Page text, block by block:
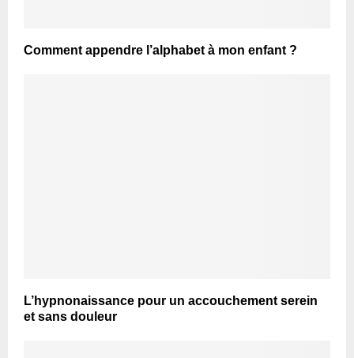
Comment appendre l’alphabet à mon enfant ?
L’hypnonaissance pour un accouchement serein
et sans douleur